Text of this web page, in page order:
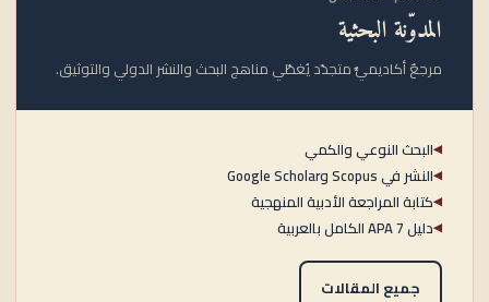
المدوّنة البحثية
مرجعٌ أكاديميٌّ متجدّد يُغطّي مناهج البحث والنشر الدولي والتوثيق.
◀البحث النوعي والكمي
◀النشر في Scopus وGoogle Scholar
◀كتابة المراجعة الأدبية المنهجية
◀دليل APA 7 الكامل بالعربية
جميع المقالات